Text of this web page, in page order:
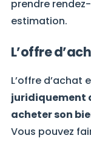
prendre
estimation.
L’offre
L’offre d’achat
juridiquement
acheter son
Vous pouvez